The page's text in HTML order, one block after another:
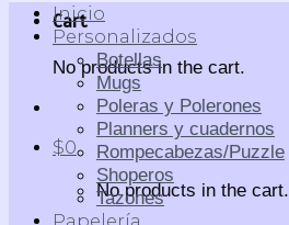
Cart
No products in the cart.
$0
No products in the cart.
Inicio
Personalizados
Botellas
Mugs
Poleras y Polerones
Planners y cuadernos
Rompecabezas/Puzzle
Shoperos
Tazones
Papelería